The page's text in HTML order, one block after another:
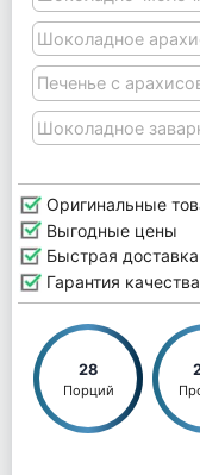
Шоколадное
Печенье с
Шоколадное
Оригинальные
Выгодные цены
Быстрая доставка
Гарантия качества
28
Порций